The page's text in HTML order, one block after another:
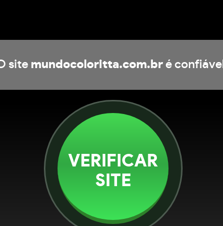
site mundocoloritta.com.bré
VERIFICAR
SITE